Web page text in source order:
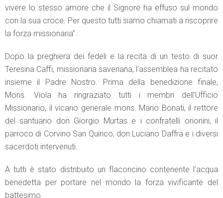
vivere lo stesso amore che il Signore ha effuso sul mondo
con la sua croce. Per questo tutti siamo chiamati a riscoprire
la forza missionaria”.
Dopo la preghiera dei fedeli e la recita di un testo di suor
Teresina Caffi, missionaria saveriana, l’assemblea ha recitato
insieme il Padre Nostro. Prima della benedizione finale,
Mons. Viola ha ringraziato tutti i membri dell’Ufficio
Missionario, il vicario generale mons. Mario Bonati, il rettore
del santuario don Giorgio Murtas e i confratelli orionini, il
parroco di Corvino San Quirico, don Luciano Daffra e i diversi
sacerdoti intervenuti.
A tutti è stato distribuito un flaconcino contenente l’acqua
benedetta per portare nel mondo la forza vivificante del
battesimo.